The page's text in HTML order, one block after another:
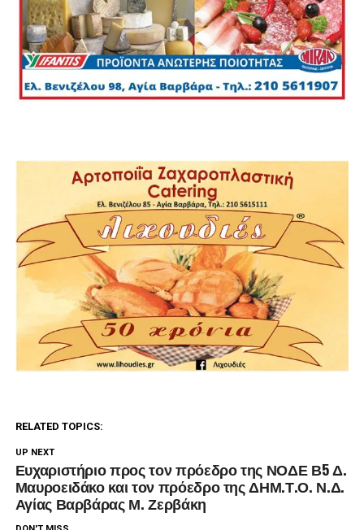
RELATED TOPICS:
UP NEXT
Ευχαριστήριο προς τον πρόεδρο της ΝΟΔΕ Β5 Δ.
Μαυροειδάκο και τον πρόεδρο της ΔΗΜ.Τ.Ο. Ν.Δ.
Αγίας Βαρβάρας Μ. Ζερβάκη